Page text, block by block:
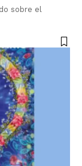
sobre el